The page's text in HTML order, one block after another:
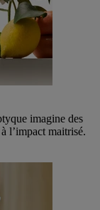
imagine des
l’impact maitrisé.